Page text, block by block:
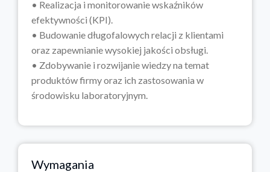
• Realizacja i monitorowanie wskaźników
efektywności (KPI).
• Budowanie długofalowych relacji z klientami
oraz zapewnianie wysokiej jakości obsługi.
• Zdobywanie i rozwijanie wiedzy na temat
produktów firmy oraz ich zastosowania w
środowisku laboratoryjnym.
Wymagania